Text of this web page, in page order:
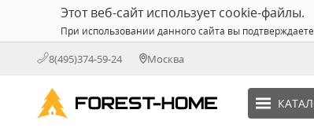
Этот веб-сайт использует cookie-файлы.
При использовании данного сайта вы
8(495)374-59-24 Москва